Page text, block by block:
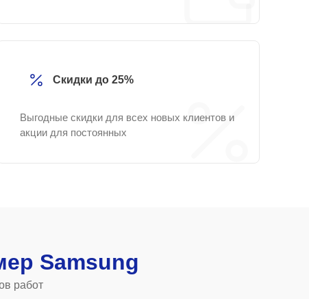
Скидки до 25%
Выгодные скидки для всех новых клиентов и
акции для постоянных
Samsung
работ